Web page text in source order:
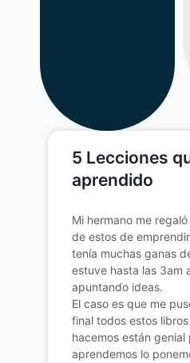
5 Lecciones
aprendido
Mi hermano me
de estos de
tenía muchas ganas
estuve hasta las 3am
apuntando ideas.
El caso es que me
final todos estos
hacemos están genial
aprendemos lo